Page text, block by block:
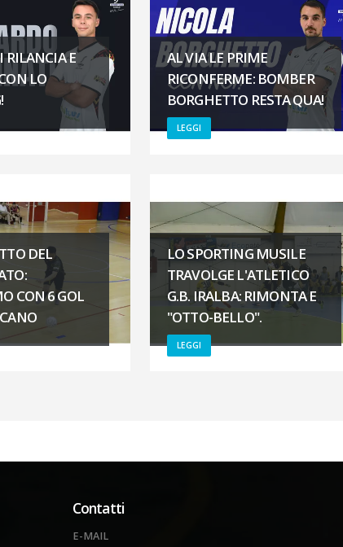
RILANCIA E
LO
AL VIA LE PRIME
RICONFERME: BOMBER
BORGHETTO RESTA QUA!
LEGGI
DEL
CON 6 GOL
LO SPORTING MUSILE
TRAVOLGE L'ATLETICO
G.B. IRALBA: RIMONTA E
"OTTO-BELLO".
LEGGI
Contatti
E-MAIL